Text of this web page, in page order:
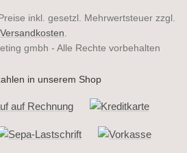
inkl. gesetzl. Mehrwertsteuer zzgl.
Versandkosten
gmbh - Alle Rechte vorbehalten
in unserem Shop